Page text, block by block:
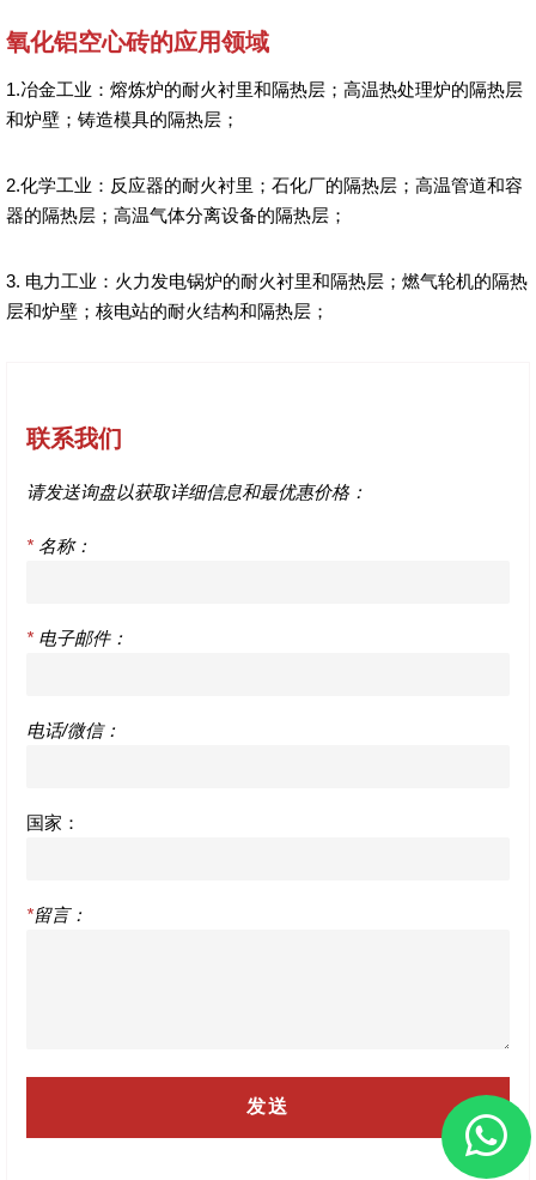
氧化铝空心砖的应用领域
1.冶金工业：熔炼炉的耐火衬里和隔热层；高温热处理炉的隔热层
和炉壁；铸造模具的隔热层；
2.化学工业：反应器的耐火衬里；石化厂的隔热层；高温管道和容
器的隔热层；高温气体分离设备的隔热层；
3. 电力工业：火力发电锅炉的耐火衬里和隔热层；燃气轮机的隔热
层和炉壁；核电站的耐火结构和隔热层；
联系我们
请发送询盘以获取详细信息和最优惠价格：
* 名称：
* 电子邮件：
电话/微信：
国家：
*留言：